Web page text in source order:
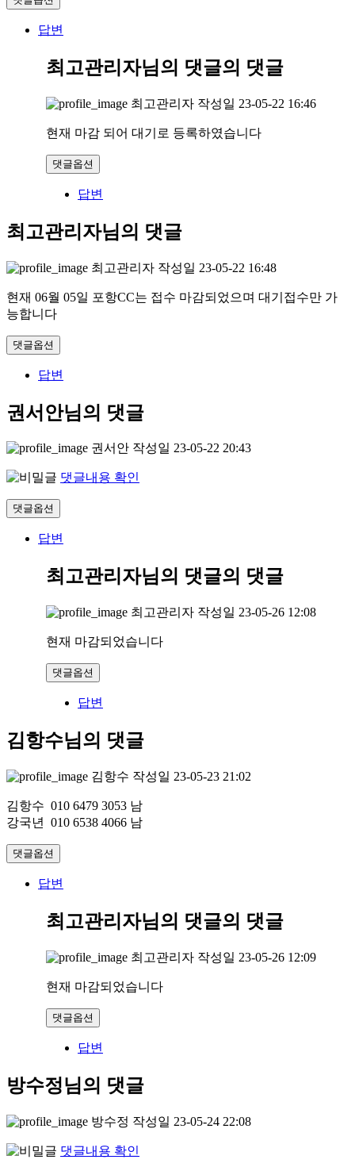
답변
최고관리자님의 댓글의 댓글
최고관리자 작성일 23-05-22 16:46
현재 마감 되어 대기로 등록하였습니다
댓글옵션
답변
최고관리자님의 댓글
최고관리자 작성일 23-05-22 16:48
현재 06월 05일 포항CC는 접수 마감되었으며 대기접수만 가
능합니다
댓글옵션
답변
권서안님의 댓글
권서안 작성일 23-05-22 20:43
댓글내용 확인
댓글옵션
답변
최고관리자님의 댓글의 댓글
최고관리자 작성일 23-05-26 12:08
현재 마감되었습니다
댓글옵션
답변
김항수님의 댓글
김항수 작성일 23-05-23 21:02
김항수 010 6479 3053 남
강국년 010 6538 4066 남
댓글옵션
답변
최고관리자님의 댓글의 댓글
최고관리자 작성일 23-05-26 12:09
현재 마감되었습니다
댓글옵션
답변
방수정님의 댓글
방수정 작성일 23-05-24 22:08
댓글내용 확인